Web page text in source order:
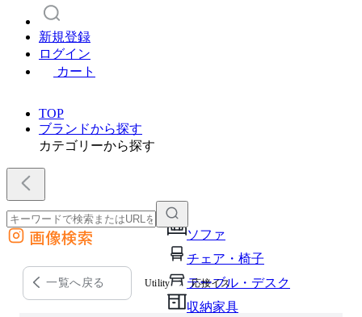
新規登録
ログイン
カート
TOP
ブランドから探す
カテゴリーから探す
ソファ
チェア・椅子
テーブル・デスク
収納家具
外部サイトの商品をカートに追加
他のサイトで見つけた商品ページのURLを貼り付けて、カートに追加できます
画像検索
一覧へ戻る Utility 応接イス